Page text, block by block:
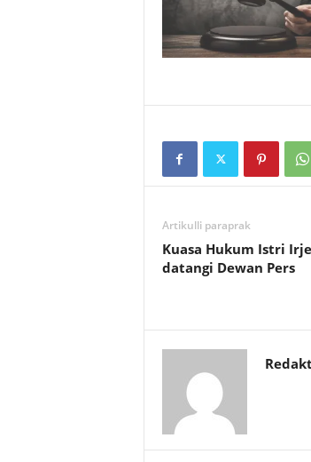
Artikulli paraprak
Kuasa Hukum Istri
datangi Dewan Pers